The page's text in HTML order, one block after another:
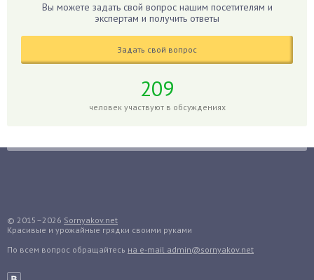
Гиппеаструм
Гладиолусы
Груша
Груши
Грядки
Вы можете задать свой вопрос нашим посетителям и
экспертам и получить ответы
Задать свой вопрос
209
человек участвуют в обсуждениях
© 2015–2026 Sornyakov.net
Красивые и урожайные грядки своими руками
По всем вопрос обращайтесь на e-mail admin@sornyakov.net